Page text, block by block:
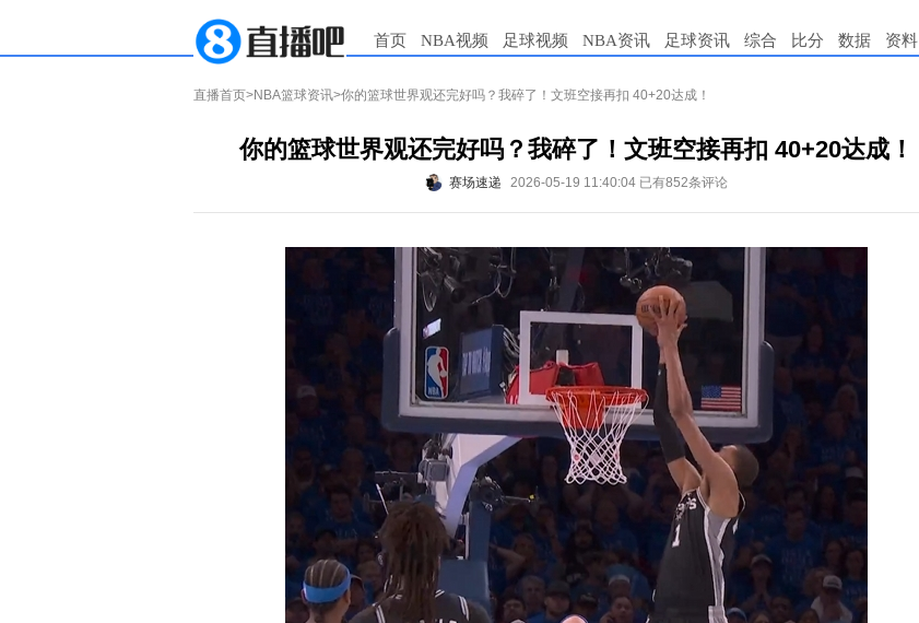
首页 NBA视频 足球视频 NBA资讯 足球资讯 综合 比分 数据 资料
直播首页>NBA篮球资讯>你的篮球世界观还完好吗？我碎了！文班空接再扣 40+20达成！
你的篮球世界观还完好吗？我碎了！文班空接再扣 40+20达成！
赛场速递 2026-05-19 11:40:04 已有852条评论